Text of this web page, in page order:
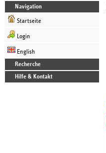
Navigation
Startseite
Login
English
Recherche
Hilfe & Kontakt